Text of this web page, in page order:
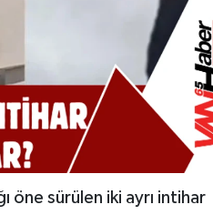
öne sürülen iki ayrı intihar